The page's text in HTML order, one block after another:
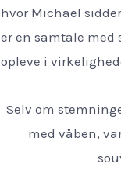
hvor Michael
er en samtale med
opleve i
Selv om
med våben,